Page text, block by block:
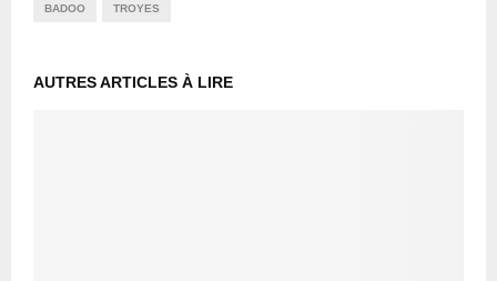
BADOO TROYES
AUTRES ARTICLES À LIRE